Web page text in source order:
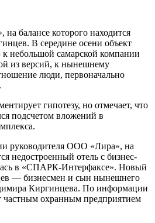
балансе которого находится
В середине осени объект
небольшой самарской компании
из версий, к нынешнему
люди, первоначально
гипотезу, но отмечает, что
подсчетом вложений в
руководителя ООО «Лира», на
недостроенный отель с бизнес-
в «СПАРК-Интерфаксе». Новый
— бизнесмен и сын нынешнего
Киргинцева. По информации
частным охранным предприятием